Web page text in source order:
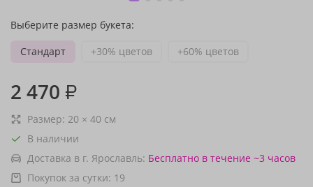
Выберите размер букета:
Стандарт
+30% цветов +60% цветов
2 470 ₽
Размер: 20 × 40 см
В наличии
Доставка в г. Ярославль: Бесплатно в течение ~3 часов
Покупок за сутки: 19